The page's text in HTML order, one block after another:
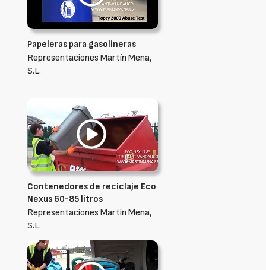
Papeleras para gasolineras
Representaciones Martín Mena,
S.L.
Contenedores de reciclaje Eco
Nexus 60-85 litros
Representaciones Martín Mena,
S.L.